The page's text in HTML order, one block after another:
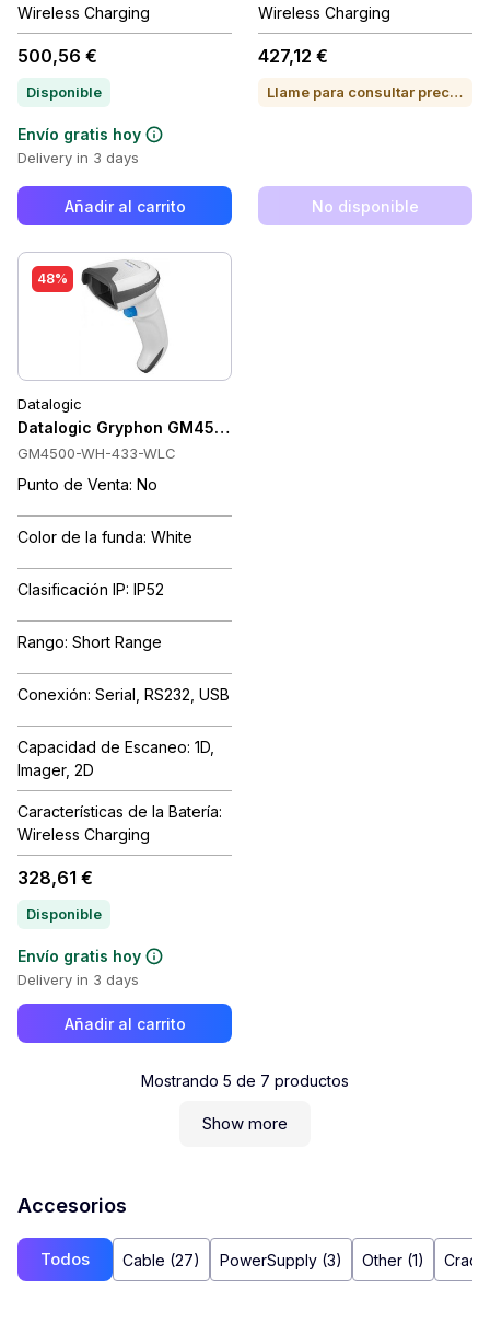
Wireless Charging
500,56 €
Disponible
Envío gratis hoy
Delivery in 3 days
Añadir al carrito
Wireless Charging
427,12 €
Llame para consultar precio o para comprar
No disponible
48%
Datalogic
Datalogic Gryphon GM4500 Escáner de código de barras
GM4500-WH-433-WLC
Punto de Venta: No
Color de la funda: White
Clasificación IP: IP52
Rango: Short Range
Conexión: Serial, RS232, USB
Capacidad de Escaneo: 1D,
Imager, 2D
Características de la Batería:
Wireless Charging
328,61 €
Disponible
Envío gratis hoy
Delivery in 3 days
Añadir al carrito
Mostrando 5 de 7 productos
Show more
Accesorios
Todos Cable (27) PowerSupply (3) Other (1)